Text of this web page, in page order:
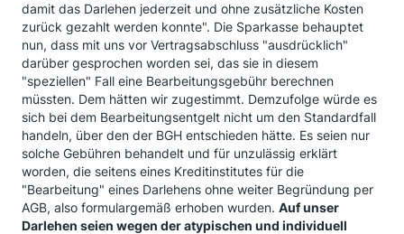
damit das Darlehen jederzeit und ohne zusätzliche Kosten
zurück gezahlt werden konnte". Die Sparkasse behauptet
nun, dass mit uns vor Vertragsabschluss "ausdrücklich"
darüber gesprochen worden sei, das sie in diesem
"speziellen" Fall eine Bearbeitungsgebühr berechnen
müssten. Dem hätten wir zugestimmt. Demzufolge würde es
sich bei dem Bearbeitungsentgelt nicht um den Standardfall
handeln, über den der BGH entschieden hätte. Es seien nur
solche Gebühren behandelt und für unzulässig erklärt
worden, die seitens eines Kreditinstitutes für die
"Bearbeitung" eines Darlehens ohne weiter Begründung per
AGB, also formulargemäß erhoben wurden. Auf unser
Darlehen seien wegen der atypischen und individuell